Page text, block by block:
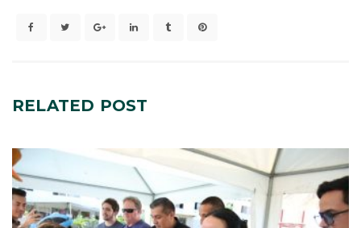
RELATED POST